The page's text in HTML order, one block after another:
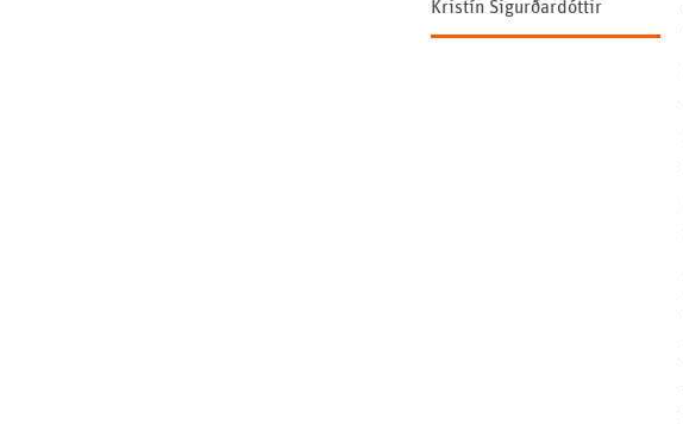
Kristín Sigurðardóttir